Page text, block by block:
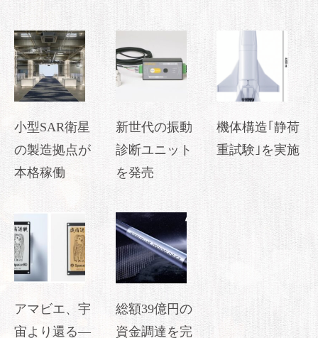
小型SAR衛星
の製造拠点が
本格稼働
新世代の振動
診断ユニット
を発売
機体構造｢静荷
重試験｣を実施
アマビエ、宇
宙より還る―
総額39億円の
資金調達を完